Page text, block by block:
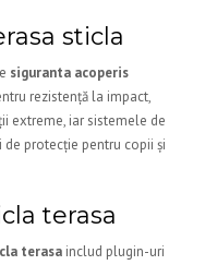
sticla
siguranta acoperis
rezistență la impact,
extreme, iar sistemele de
protecție pentru copii și
terasa
terasa includ plugin-uri